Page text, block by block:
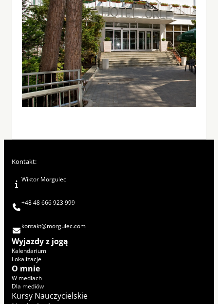
Kontakt:
Wiktor Morgulec
+48 48 666 923 999
kontakt@morgulec.com
Wyjazdy z jogą
Kalendarium
Lokalizacje
O mnie
W mediach
Dla mediów
Kursy Nauczycielskie